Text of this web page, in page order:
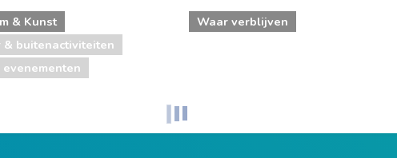
& Kunst
& buitenactiviteiten
Waar verblijven